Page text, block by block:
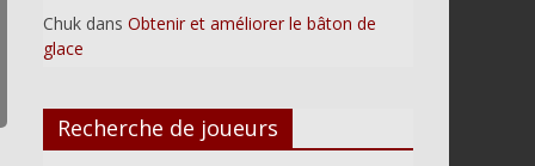
Chuk dans Obtenir et améliorer le bâton de
glace
Recherche de joueurs